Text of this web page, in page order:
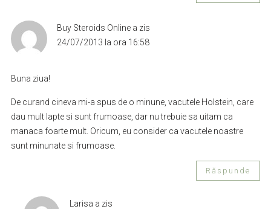
Buy Steroids Online a zis
24/07/2013 la ora 16:58
Buna ziua!
De curand cineva mi-a spus de o minune, vacutele Holstein, care
dau mult lapte si sunt frumoase, dar nu trebuie sa uitam ca
manaca foarte mult. Oricum, eu consider ca vacutele noastre
sunt minunate si frumoase.
Răspunde
Larisa a zis